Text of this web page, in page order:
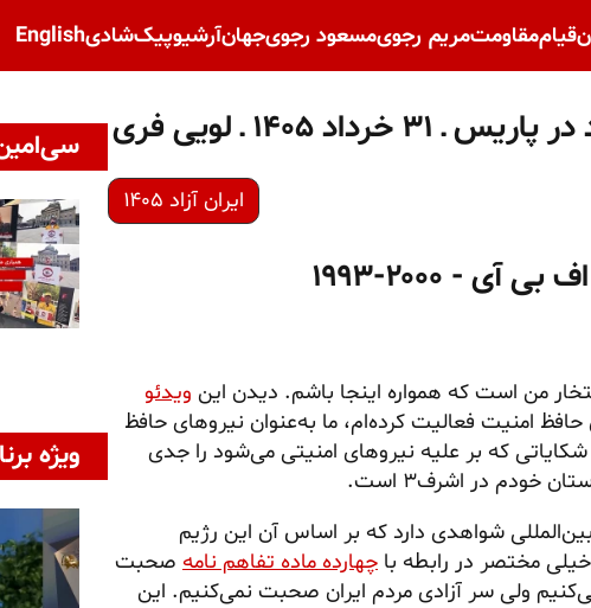
قیاممقاومتمریم رجویمسعود رجویجهانآرشیوپیک‌شادیEnglish
۱۴۰۵ ـ لویی فری
ایران آزاد ۱۴۰۵
- ۲۰۰۰-۱۹۹۳
من است که همواره اینجا باشم. دیدن این ویدئو
امنیت فعالیت کرده‌ام، ما به‌عنوان نیروهای حافظ
که بر علیه نیروهای امنیتی می‌شود را جدی
خودم در اشرف۳ است.
شواهدی دارد که بر اساس آن این رژیم
مختصر در رابطه با چهارده ماده تفاهم نامه صحبت
ولی سر آزادی مردم ایران صحبت نمی‌کنیم. این
ویژه